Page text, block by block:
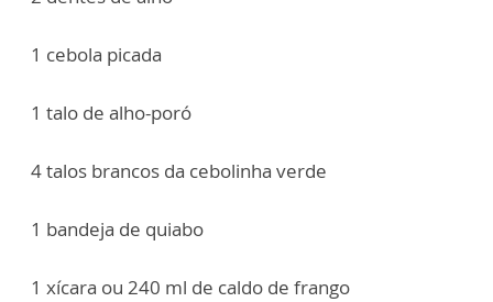
1 cebola picada
1 talo de alho-poró
4 talos brancos da cebolinha verde
1 bandeja de quiabo
1 xícara ou 240 ml de caldo de frango